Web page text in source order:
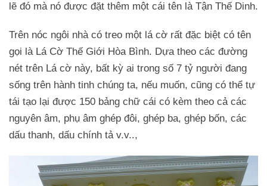
lẽ đó mà nó được đặt thêm một cái tên là Tận Thế Dinh.
Trên nóc ngôi nhà có treo một lá cờ rất đặc biệt có tên
gọi là Lá Cờ Thế Giới Hòa Bình. Dựa theo các đường
nét trên Lá cờ này, bất kỳ ai trong số 7 tỷ người đang
sống trên hành tinh chúng ta, nếu muốn, cũng có thể tự
tái tạo lại được 150 bảng chữ cái có kèm theo cả các
nguyên âm, phụ âm ghép đôi, ghép ba, ghép bốn, các
dấu thanh, dấu chính tả v.v..,